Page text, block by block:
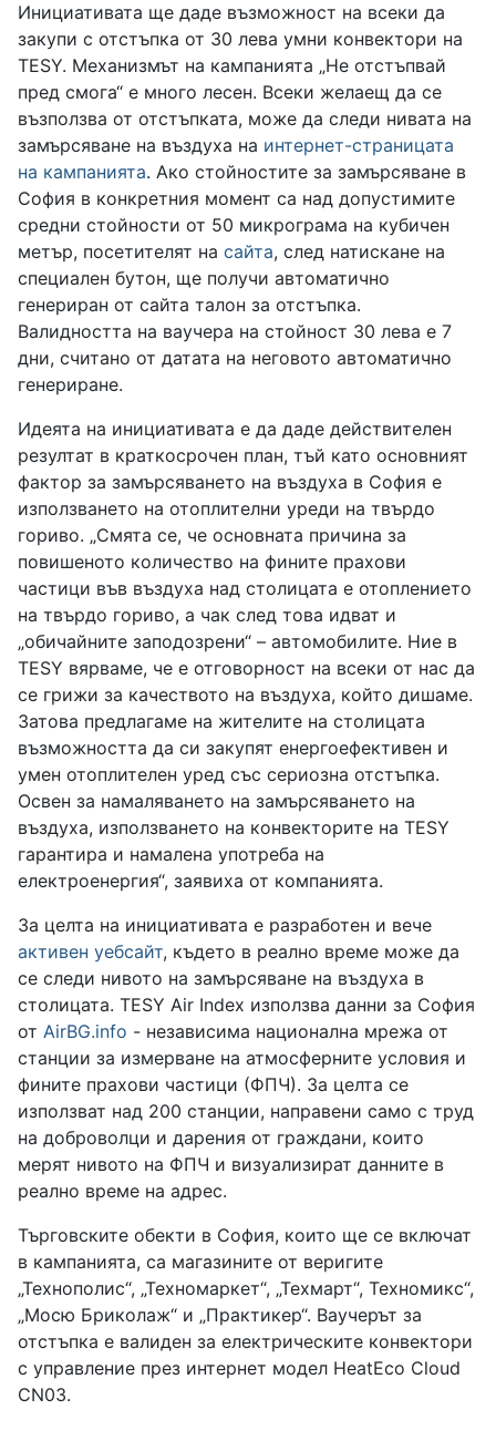
Инициативата ще даде възможност на всеки да
закупи с отстъпка от 30 лева умни конвектори на
TESY. Механизмът на кампанията „Не отстъпвай
пред смога“ е много лесен. Всеки желаещ да се
възползва от отстъпката, може да следи нивата на
замърсяване на въздуха на интернет-страницата
на кампанията. Ако стойностите за замърсяване в
София в конкретния момент са над допустимите
средни стойности от 50 микрограма на кубичен
метър, посетителят на сайта, след натискане на
специален бутон, ще получи автоматично
генериран от сайта талон за отстъпка.
Валидността на ваучера на стойност 30 лева е 7
дни, считано от датата на неговото автоматично
генериране.
Идеята на инициативата е да даде действителен
резултат в краткосрочен план, тъй като основният
фактор за замърсяването на въздуха в София е
използването на отоплителни уреди на твърдо
гориво. „Смята се, че основната причина за
повишеното количество на фините прахови
частици във въздуха над столицата е отоплението
на твърдо гориво, а чак след това идват и
„обичайните заподозрени“ – автомобилите. Ние в
TESY вярваме, че е отговорност на всеки от нас да
се грижи за качеството на въздуха, който дишаме.
Затова предлагаме на жителите на столицата
възможността да си закупят енергоефективен и
умен отоплителен уред със сериозна отстъпка.
Освен за намаляването на замърсяването на
въздуха, използването на конвекторите на TESY
гарантира и намалена употреба на
електроенергия“, заявиха от компанията.
За целта на инициативата е разработен и вече
активен уебсайт, където в реално време може да
се следи нивото на замърсяване на въздуха в
столицата. TESY Air Index използва данни за София
от AirBG.info - независима национална мрежа от
станции за измерване на атмосферните условия и
фините прахови частици (ФПЧ). За целта се
използват над 200 станции, направени само с труд
на доброволци и дарения от граждани, които
мерят нивото на ФПЧ и визуализират данните в
реално време на адрес.
Търговските обекти в София, които ще се включат
в кампанията, са магазините от веригите
„Технополис“, „Техномаркет“, „Техмарт“, Техномикс“,
„Мосю Бриколаж“ и „Практикер“. Ваучерът за
отстъпка е валиден за електрическите конвектори
с управление през интернет модел HeatЕco Cloud
CN03.